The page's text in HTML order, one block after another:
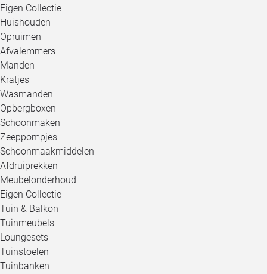
Eigen Collectie
Huishouden
Opruimen
Afvalemmers
Manden
Kratjes
Wasmanden
Opbergboxen
Schoonmaken
Zeeppompjes
Schoonmaakmiddelen
Afdruiprekken
Meubelonderhoud
Eigen Collectie
Tuin & Balkon
Tuinmeubels
Loungesets
Tuinstoelen
Tuinbanken